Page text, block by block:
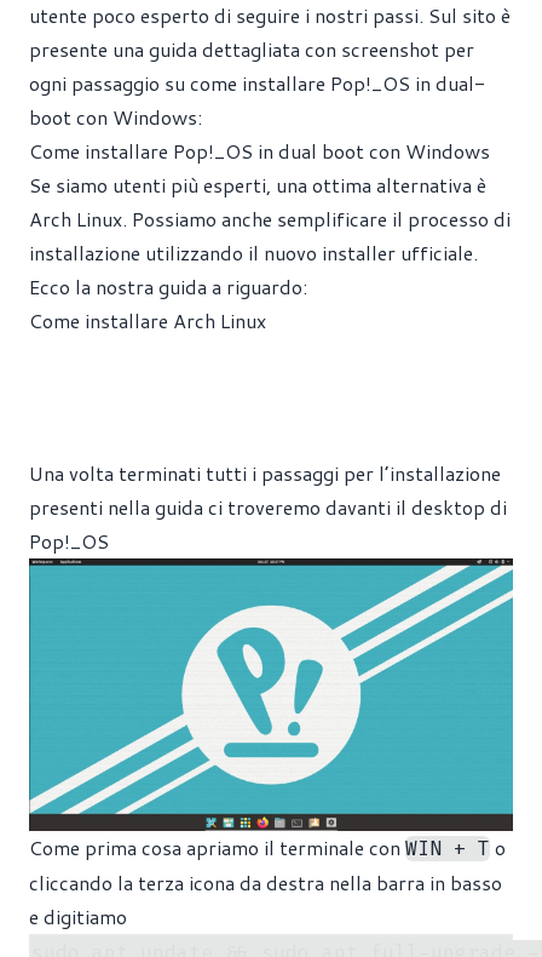
utente poco esperto di seguire i nostri passi. Sul sito è
presente una guida dettagliata con screenshot per
ogni passaggio su come installare Pop!_OS in dual-
boot con Windows:
Come installare Pop!_OS in dual boot con Windows
Se siamo utenti più esperti, una ottima alternativa è
Arch Linux. Possiamo anche semplificare il processo di
installazione utilizzando il nuovo installer ufficiale.
Ecco la nostra guida a riguardo:
Come installare Arch Linux
Una volta terminati tutti i passaggi per l’installazione
presenti nella guida ci troveremo davanti il desktop di
Pop!_OS
Come prima cosa apriamo il terminale con WIN + To
cliccando la terza icona da destra nella barra in basso
e digitiamo